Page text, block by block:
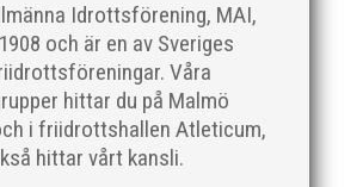
Idrottsförening, MAI,
och är en av Sveriges
Våra
hittar du på Malmö
i friidrottshallen Atleticum,
hittar vårt kansli.
betytt oerhört mycket på flera